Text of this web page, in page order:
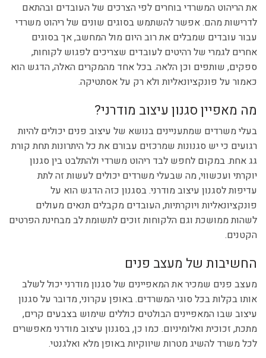
את הריהוט המשרדי בוחרים לפי הצרכים של העובדים ובהתאם
לדרישות מהם. אפשר להשתמש בסוגים שונים של ריהוט משרדי
עבור עובדים שמבלים את רוב היום מול המחשב, אך בסוגים
אחרים לגמרי של רהיטים לעובדים שצריכים לפגוש לקוחות,
ספקים, שותפים וכן הלאה. בכל אחד מהמקרים האלה, הדגש הוא
כאמור על פונקציונאליות ולא רק על אסתטיקה.
מה מאפיין סגנון עיצוב מודרני?
בעלי משרדים שמתעניינים בנושא של עיצוב פנים יכולים להיות
רגועים כי יש סגנונות שמרכזים עבורם את כל היתרונות תחת קורת
גג אחת. במקום לחפש לבד ריהוט משרדי ולהתלבט בין סגנון
יוקרתי ועכשווי, מה שבעלי משרדים יכולים לעשות זה לתת
עדיפות לסגנון עיצוב מודרני. בסגנון כזה הדגש הוא על
פונקציונאליות ויוקרתיות, העובדים מקבלים תנאים מעולים
לשהות ממושכת וגם הלקוחות זוכים לתשומת לב מבחינת הפרטים
הקטנים.
החשיבות של מעצב פנים
מעצב פנים שמכיר את המאפיינים של סגנון מודרני יכול לשלב
אותו בקלות בכל סוגי המשרדים. באופן עקרוני, מדובר על סגנון
עיצוב שבו המאפיינים הבולטים כוללים שימוש בצבעים קרים,
מתכת, זכוכית ואלומיניום. כמו כן, בסגנון עיצוב מודרני מאפשרים
לכל משרד להשיג מטרות שיווקיות באופן מלא ואלגנטי.